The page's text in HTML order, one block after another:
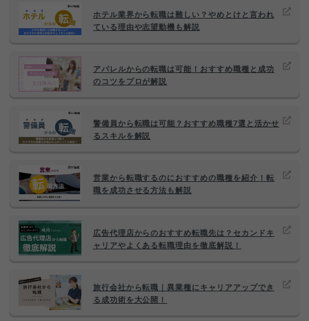
ホテル業界から転職は難しい？やめとけと言われ
ている理由や志望動機も解説
アパレルからの転職は可能！おすすめ職種と成功
のコツをプロが解説
警備員から転職は可能？おすすめ職種7選と活かせ
るスキルを解説
営業から転職するのにおすすめの職種を紹介！転
職を成功させる方法も解説
広告代理店からのおすすめ転職先は？セカンドキ
ャリアやよくある転職理由を徹底解説！
旅行会社から転職｜異業種にキャリアアップでき
る成功術を大公開！